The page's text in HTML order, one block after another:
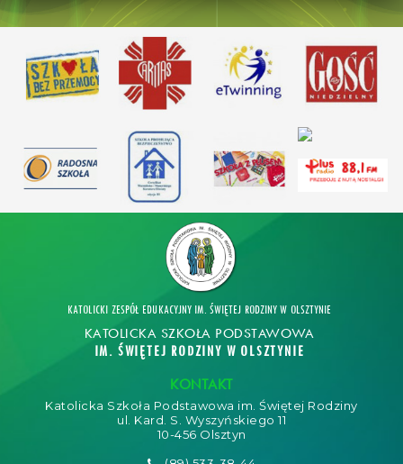
KATOLICKI ZESPÓŁ EDUKACYJNY IM. ŚWIĘTEJ RODZINY W OLSZTYNIE
KATOLICKA SZKOŁA PODSTAWOWA
IM. ŚWIĘTEJ RODZINY W OLSZTYNIE
KONTAKT
Katolicka Szkoła Podstawowa im. Świętej Rodziny
ul. Kard. S. Wyszyńskiego 11
10-456 Olsztyn